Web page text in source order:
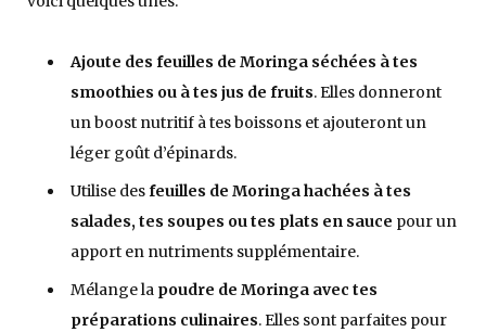
Ajoute des feuilles de Moringa séchées à tes
smoothies ou à tes jus de fruits. Elles donneront
un boost nutritif à tes boissons et ajouteront un
léger goût d’épinards.
Utilise desfeuilles de Moringa hachées à tes
salades, tes soupes ou tes plats en sauce pour un
apport en nutriments supplémentaire.
Mélange la poudre de Moringa avec tes
préparations culinaires. Elles sont parfaites pour